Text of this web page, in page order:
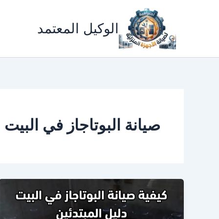
الوكيل المعتمد
صيانة البوتاجاز في البيت